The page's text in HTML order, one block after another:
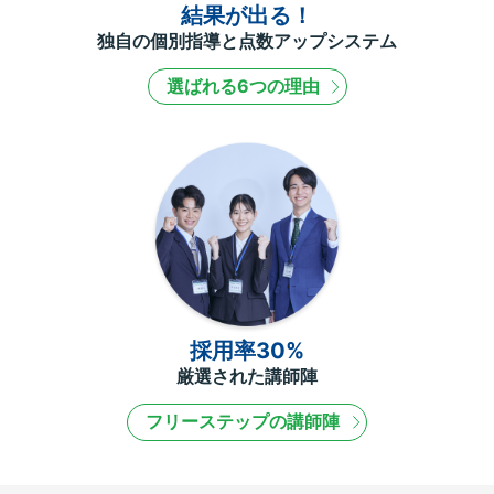
結果が出る！
独自の個別指導と点数アップシステム
選ばれる6つの理由
採用率30%
厳選された講師陣
フリーステップの講師陣